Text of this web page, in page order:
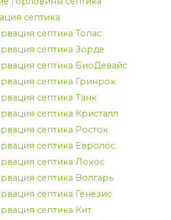
септика
септика Топас
септика Зорде
септика БиоДевайс
септика Гринрок
септика Танк
септика Кристалл
септика Росток
септика Евролос
септика Локос
септика Волгарь
септика Генезис
септика Кит